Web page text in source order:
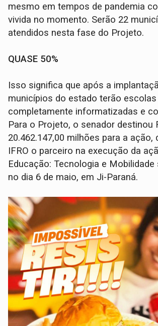
mesmo em tempos de pandemia
vivida no momento. Serão 22
atendidos nesta fase do Projeto.
QUASE 50%
Isso significa que após a
municípios do estado terão escolas
completamente informatizadas e
Para o Projeto, o senador destinou
20.462.147,00 milhões para a ação,
IFRO o parceiro na execução da
Educação: Tecnologia e Mobilidade
no dia 6 de maio, em Ji-Paraná.